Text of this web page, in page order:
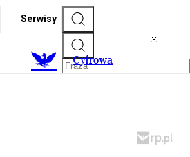
Serwisy
Cyfrowa